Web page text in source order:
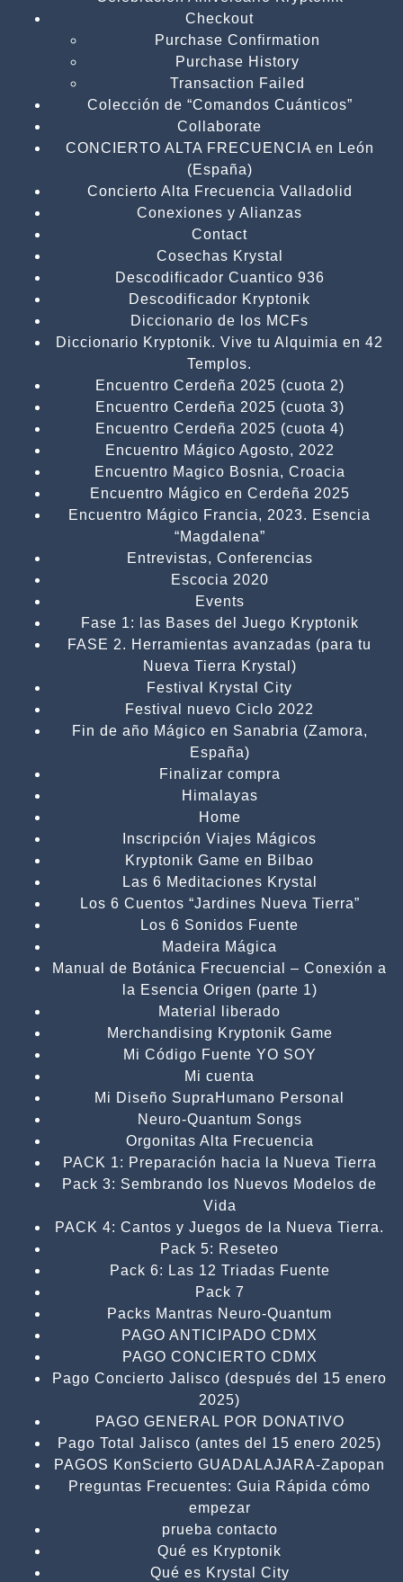
Checkout
Purchase Confirmation
Purchase History
Transaction Failed
Colección de “Comandos Cuánticos”
Collaborate
CONCIERTO ALTA FRECUENCIA en León
(España)
Concierto Alta Frecuencia Valladolid
Conexiones y Alianzas
Contact
Cosechas Krystal
Descodificador Cuantico 936
Descodificador Kryptonik
Diccionario de los MCFs
Diccionario Kryptonik. Vive tu Alquimia en 42
Templos.
Encuentro Cerdeña 2025 (cuota 2)
Encuentro Cerdeña 2025 (cuota 3)
Encuentro Cerdeña 2025 (cuota 4)
Encuentro Mágico Agosto, 2022
Encuentro Magico Bosnia, Croacia
Encuentro Mágico en Cerdeña 2025
Encuentro Mágico Francia, 2023. Esencia
“Magdalena”
Entrevistas, Conferencias
Escocia 2020
Events
Fase 1: las Bases del Juego Kryptonik
FASE 2. Herramientas avanzadas (para tu
Nueva Tierra Krystal)
Festival Krystal City
Festival nuevo Ciclo 2022
Fin de año Mágico en Sanabria (Zamora,
España)
Finalizar compra
Himalayas
Home
Inscripción Viajes Mágicos
Kryptonik Game en Bilbao
Las 6 Meditaciones Krystal
Los 6 Cuentos “Jardines Nueva Tierra”
Los 6 Sonidos Fuente
Madeira Mágica
Manual de Botánica Frecuencial – Conexión a
la Esencia Origen (parte 1)
Material liberado
Merchandising Kryptonik Game
Mi Código Fuente YO SOY
Mi cuenta
Mi Diseño SupraHumano Personal
Neuro-Quantum Songs
Orgonitas Alta Frecuencia
PACK 1: Preparación hacia la Nueva Tierra
Pack 3: Sembrando los Nuevos Modelos de
Vida
PACK 4: Cantos y Juegos de la Nueva Tierra.
Pack 5: Reseteo
Pack 6: Las 12 Triadas Fuente
Pack 7
Packs Mantras Neuro-Quantum
PAGO ANTICIPADO CDMX
PAGO CONCIERTO CDMX
Pago Concierto Jalisco (después del 15 enero
2025)
PAGO GENERAL POR DONATIVO
Pago Total Jalisco (antes del 15 enero 2025)
PAGOS KonScierto GUADALAJARA-Zapopan
Preguntas Frecuentes: Guia Rápida cómo
empezar
prueba contacto
Qué es Kryptonik
Qué es Krystal City